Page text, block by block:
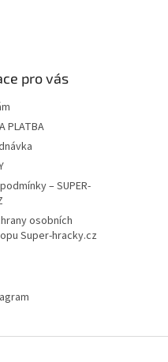
pro vás
PLATBA
– SUPER-
osobních
Super-hracky.cz